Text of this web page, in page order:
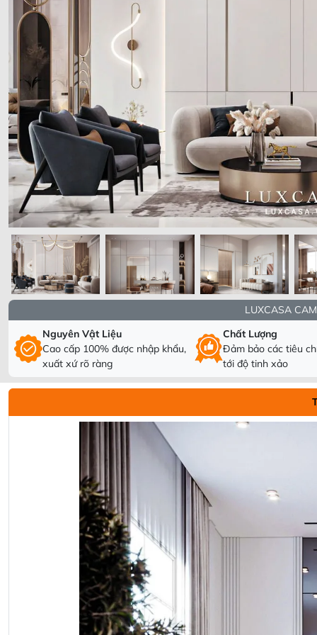
LUXCASA
Nguyên Vật Liệu
Cao cấp 100% được nhập khẩu,
xuất xứ rõ ràng
Chất Lượng
Đảm bảo các tiêu
tới độ tinh xảo